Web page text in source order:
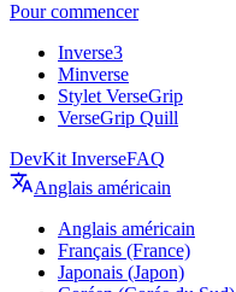
Pour commencer
Inverse3
Minverse
Stylet VerseGrip
VerseGrip Quill
DevKit InverseFAQ
Anglais américain
Anglais américain
Français (France)
Japonais (Japon)